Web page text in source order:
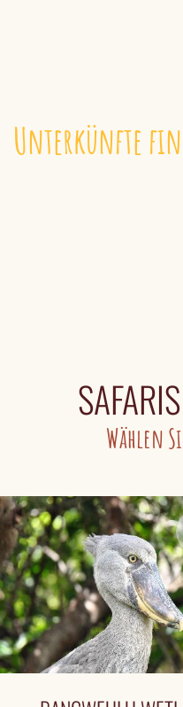
Unterkünfte
Wählen